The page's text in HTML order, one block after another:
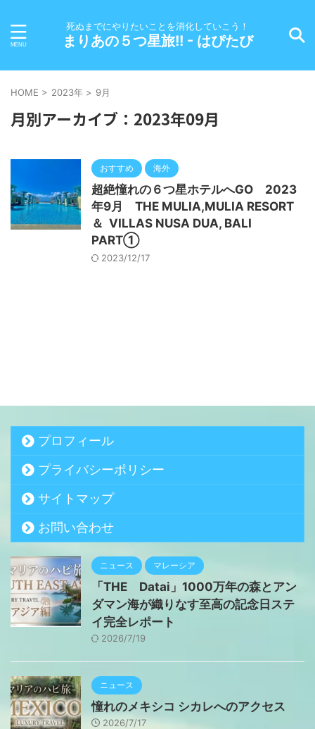
死ぬまでにやりたいことを消化していこう！
まりあの５つ星旅!! - はぴたび
HOME > 2023年 > 9月
月別アーカイブ：2023年09月
おすすめ 海外
超絶憧れの６つ星ホテルへGO 2023
年9月 THE MULIA,MULIA RESORT
＆ VILLAS NUSA DUA, BALI
PART①
2023/12/17
プロフィール
プライバシーポリシー
サイトマップ
お問い合わせ
ニュース マレーシア
「THE Datai」1000万年の森とアン
ダマン海が織りなす至高の記念日ステ
イ完全レポート
2026/7/19
ニュース
憧れのメキシコ シカレへのアクセス
2026/7/17